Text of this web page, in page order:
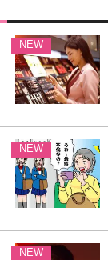
NEW
NEW
NEW